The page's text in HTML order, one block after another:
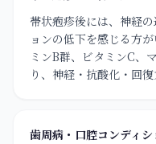
帯状疱疹後には、神経
ョンの低下を感じる方
ミンB群、ビタミンC、
り、神経・抗酸化・回
歯周病・口腔コンディシ